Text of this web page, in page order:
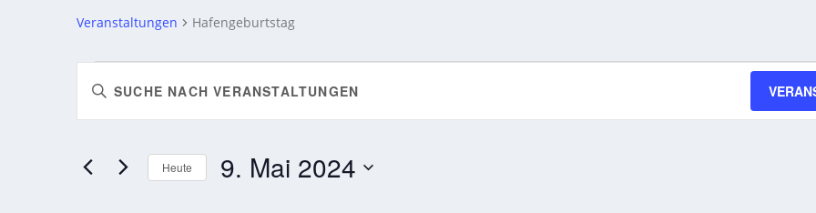
Veranstaltungen Hafengeburtstag
FÜR
9.
2024
SUCHE
UND
ANSICHTEN,
NAVIGATION
Bitte
nach
Heute 9. Mai 2024